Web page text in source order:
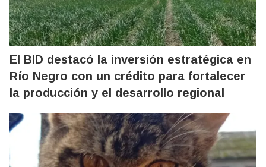
El BID destacó la inversión estratégica en
Río Negro con un crédito para fortalecer
la producción y el desarrollo regional